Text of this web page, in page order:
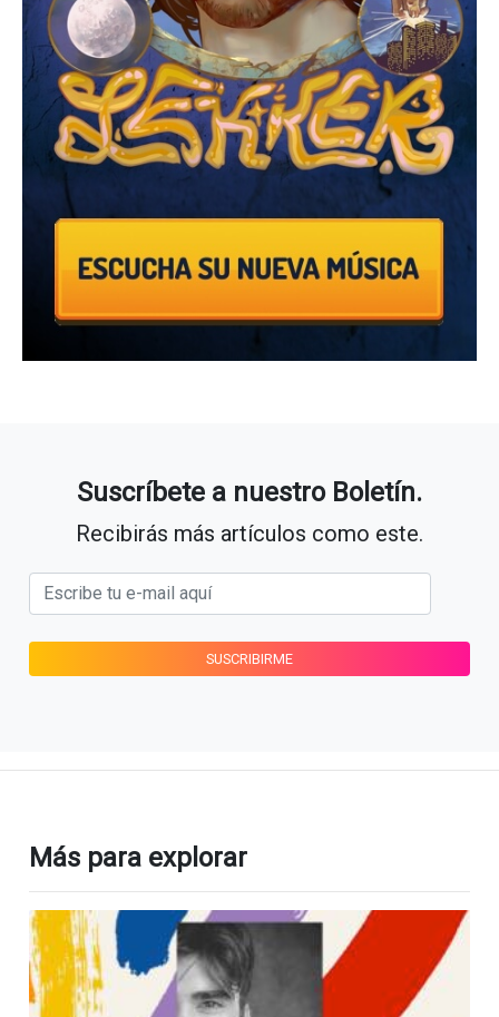
Suscríbete a nuestro Boletín.
Recibirás más artículos como este.
Más para explorar